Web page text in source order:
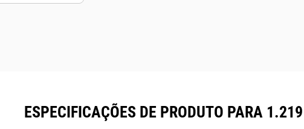
ESPECIFICAÇÕES DE PRODUTO PARA